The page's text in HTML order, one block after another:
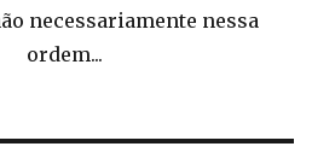
necessariamente nessa
ordem...